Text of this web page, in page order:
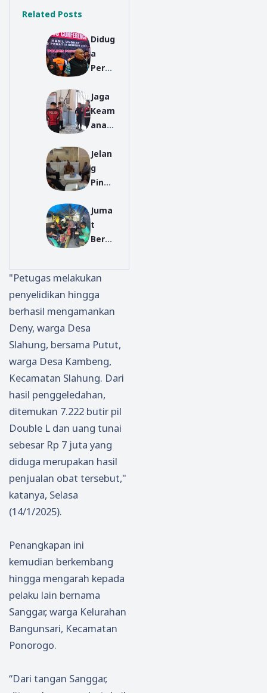
Related Posts
Didug
a
Perko
Staf
Yayas
an,
nan
Ponp
es di
ogo
Resm
i Jadi
ngka
Jaga
Keam
anan
dhan,
Polre
s
ogo
Patro
li di
n
Jelan
g
Pinda
Tuga
s,
Kepal
Ruta
n
Ponor
ogo
at
gi
Antar
insta
nsi
Juma
t
Berka
Satla
ntas
Polre
s
ogo
isasik
an
Kesel
amat
an
Linta
s
"Petugas melakukan
penyelidikan hingga
berhasil mengamankan
Deny, warga Desa
Slahung, bersama Putut,
warga Desa Kambeng,
Kecamatan Slahung. Dari
hasil penggeledahan,
ditemukan 7.222 butir pil
Double L dan uang tunai
sebesar Rp 7 juta yang
diduga merupakan hasil
penjualan obat tersebut,"
katanya, Selasa
(14/1/2025).
Penangkapan ini
kemudian berkembang
hingga mengarah kepada
pelaku lain bernama
Sanggar, warga Kelurahan
Bangunsari, Kecamatan
Ponorogo.
“Dari tangan Sanggar,